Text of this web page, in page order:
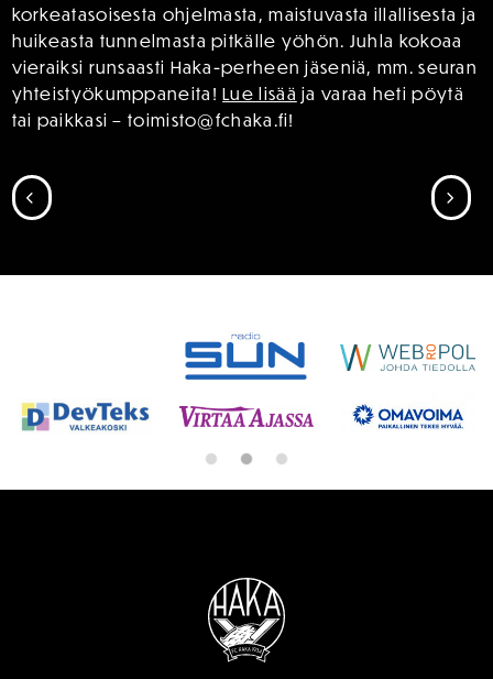
korkeatasoisesta ohjelmasta, maistuvasta illallisesta ja
huikeasta tunnelmasta pitkälle yöhön. Juhla kokoaa
vieraiksi runsaasti Haka-perheen jäseniä, mm. seuran
yhteistyökumppaneita!Lue lisää ja varaa heti pöytä
tai paikkasi – toimisto@fchaka.fi!
SIIRRY EDELLISEEN